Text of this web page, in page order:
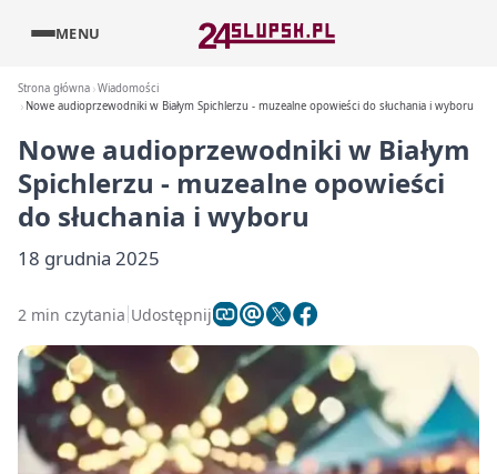
MENU
Strona główna Wiadomości
Nowe audioprzewodniki w Białym Spichlerzu - muzealne opowieści do słuchania i wyboru
Nowe audioprzewodniki w Białym
Spichlerzu - muzealne opowieści
do słuchania i wyboru
18 grudnia 2025
2 min czytania Udostępnij